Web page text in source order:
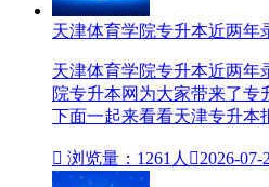
天津体育学院专升本近两年
天津体育学院专升本近两年
院专升本网为大家带来了专
下面一起来看看天津专升本
 浏览量：1261人 2026-07-